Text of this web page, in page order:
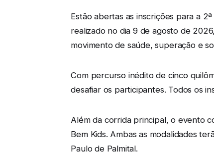
Estão abertas as inscrições para a
realizado no dia 9 de agosto de
movimento de saúde, superação e
Com percurso inédito de cinco
desafiar os participantes. Todos os
Além da corrida principal, o evento
Bem Kids. Ambas as modalidades
Paulo de Palmital.